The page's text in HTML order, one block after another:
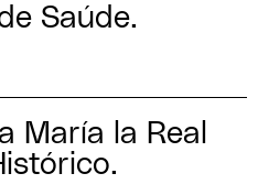
Saúde.
María la Real